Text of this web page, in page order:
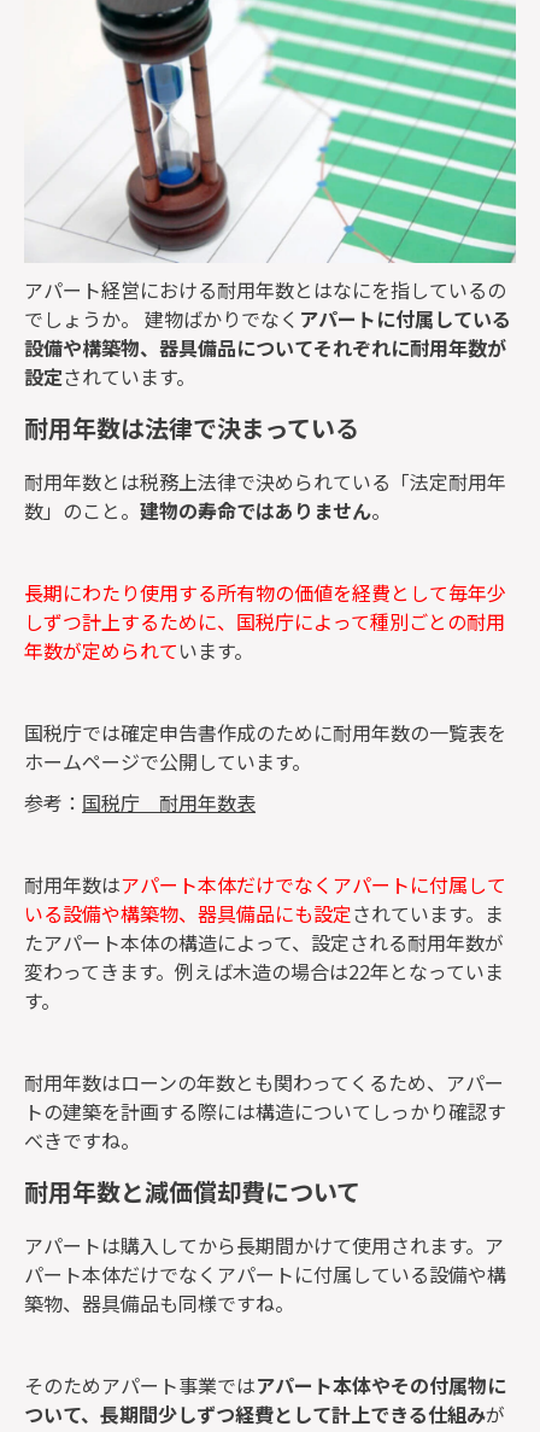
アパート経営における耐用年数とはなにを指しているの
でしょうか。 建物ばかりでなく アパートに付属している
設備や構築物、器具備品についてそれぞれに耐用年数が
設定されています。
耐用年数は法律で決まっている
耐用年数とは税務上法律で決められている「法定耐用年
数」のこと。 建物の寿命ではありません。
長期にわたり使用する所有物の価値を経費として毎年少
しずつ計上するために、国税庁によって種別ごとの耐用
年数が定められています。
国税庁では確定申告書作成のために耐用年数の一覧表を
ホームページで公開しています。
参考： 国税庁 耐用年数表
耐用年数はアパート本体だけでなくアパートに付属して
いる設備や構築物、器具備品にも設定されています。ま
たアパート本体の構造によって、設定される耐用年数が
変わってきます。例えば木造の場合は22年となっていま
す。
耐用年数はローンの年数とも関わってくるため、アパー
トの建築を計画する際には構造についてしっかり確認す
べきですね。
耐用年数と減価償却費について
アパートは購入してから長期間かけて使用されます。ア
パート本体だけでなくアパートに付属している設備や構
築物、器具備品も同様ですね。
そのためアパート事業ではアパート本体やその付属物に
ついて、長期間少しずつ経費として計上できる仕組みが